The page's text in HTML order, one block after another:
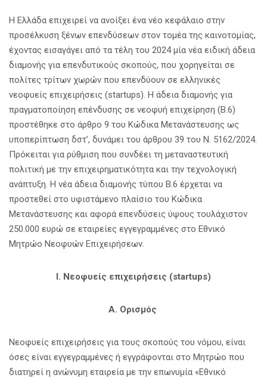
Η Ελλάδα επιχειρεί να ανοίξει ένα νέο κεφάλαιο στην
προσέλκυση ξένων επενδύσεων στον τομέα της καινοτομίας,
έχοντας εισαγάγει από τα τέλη του 2024 μία νέα ειδική άδεια
διαμονής για επενδυτικούς σκοπούς, που χορηγείται σε
πολίτες τρίτων χωρών που επενδύουν σε ελληνικές
νεοφυείς επιχειρήσεις (startups). Η άδεια διαμονής για
πραγματοποίηση επένδυσης σε νεοφυή επιχείρηση (Β.6)
προστέθηκε στο άρθρο 9 του Κώδικα Μετανάστευσης ως
υποπερίπτωση δστ’, δυνάμει του άρθρου 39 του Ν. 5162/2024.
Πρόκειται για ρύθμιση που συνδέει τη μεταναστευτική
πολιτική με την επιχειρηματικότητα και την τεχνολογική
ανάπτυξη. Η νέα άδεια διαμονής τύπου Β.6 έρχεται να
προστεθεί στο υφιστάμενο πλαίσιο του Κώδικα
Μετανάστευσης και αφορά επενδύσεις ύψους τουλάχιστον
250.000 ευρώ σε εταιρείες εγγεγραμμένες στο Εθνικό
Μητρώο Νεοφυών Επιχειρήσεων.
I. Νεοφυείς επιχειρήσεις (startups)
Α. Ορισμός
Νεοφυείς επιχειρήσεις για τους σκοπούς του νόμου, είναι
όσες είναι εγγεγραμμένες ή εγγράφονται στο Μητρώο που
διατηρεί η ανώνυμη εταιρεία με την επωνυμία «Εθνικό